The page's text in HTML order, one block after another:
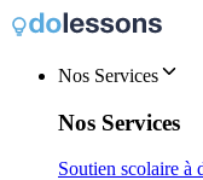
Nos Services
Nos Services
Soutien scolaire à